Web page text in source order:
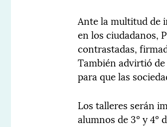
Ante la multitud de
en los ciudadanos,
contrastadas,
También advirtió
para que las
Los talleres serán
alumnos de 3º y 4º